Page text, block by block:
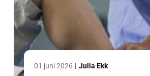
01 juni 2026 Julia Ekk